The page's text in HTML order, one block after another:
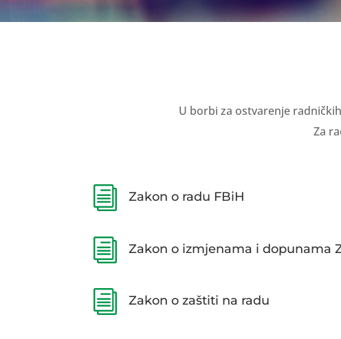
U borbi za ostvarenje
Za
i Zakon o radu FBiH
i Zakon o izmjenama i dopunama
i Zakon o zaštiti na radu